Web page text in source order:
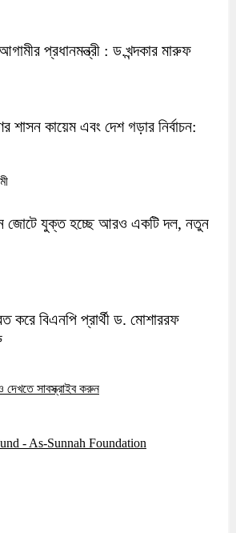
প্রধানমন্ত্রী : ড.খন্দকার মারুফ
শাসন কায়েম এবং দেশ গড়ার নির্বাচন:
জোটে যুক্ত হচ্ছে আরও একটি দল, নতুন
করে বিএনপি প্রার্থী ড. মোশাররফ
সাবস্ক্রাইব করুন